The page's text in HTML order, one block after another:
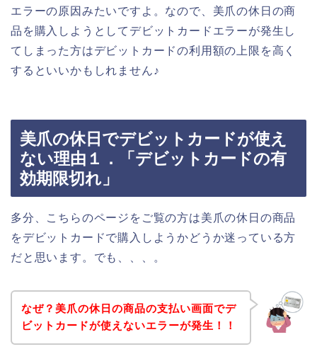
エラーの原因みたいですよ。なので、美爪の休日の商
品を購入しようとしてデビットカードエラーが発生し
てしまった方はデビットカードの利用額の上限を高く
するといいかもしれません♪
美爪の休日でデビットカードが使え
ない理由１．「デビットカードの有
効期限切れ」
多分、こちらのページをご覧の方は美爪の休日の商品
をデビットカードで購入しようかどうか迷っている方
だと思います。でも、、、。
なぜ？美爪の休日の商品の支払い画面でデ
ビットカードが使えないエラーが発生！！